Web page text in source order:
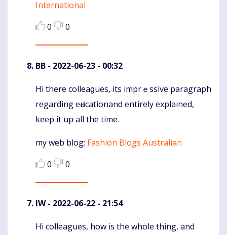
International
0
0
BB - 2022-06-23 - 00:32
Komentaras
Hi there colleaɡues, its imprｅssive paragraph
regarding eԀucationand entirely explained,
keep іt up all the time.
my wеb blog; Fashion Blogs Australian
0
0
IW- 2022-06-22 - 21:54
Komentaras
Hi colleagues, how is the whole thing, and